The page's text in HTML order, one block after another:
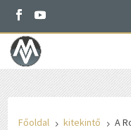
Főoldal 5 kitekintő 5 A